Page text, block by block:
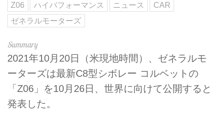
Z06
ハイパフォーマンス ニュース
CAR
ゼネラルモーターズ
2021年10月20日（米現地時間）、ゼネラルモ
ーターズは最新C8型シボレー コルベットの
「Z06」を10月26日、世界に向けて公開すると
発表した。